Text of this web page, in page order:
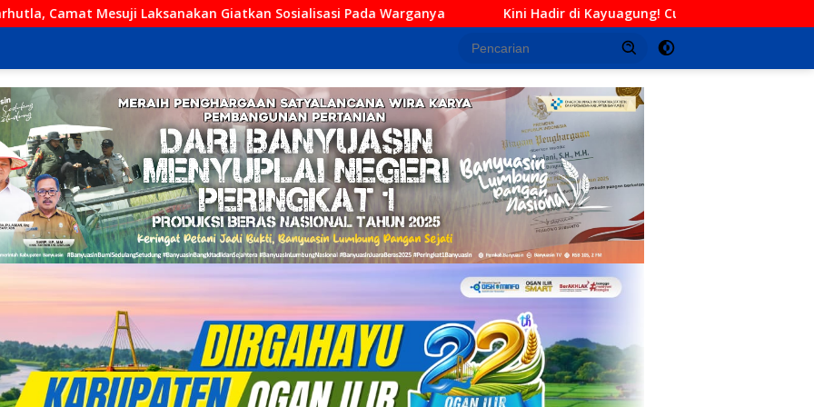
Giatkan Sosialisasi Pada Warganya Kini Hadir di Kayuagung! Cucian Mobil Daffa Siap Berikan Layanan Bersih,